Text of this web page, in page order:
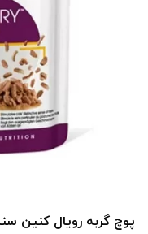
پوچ گربه رویال